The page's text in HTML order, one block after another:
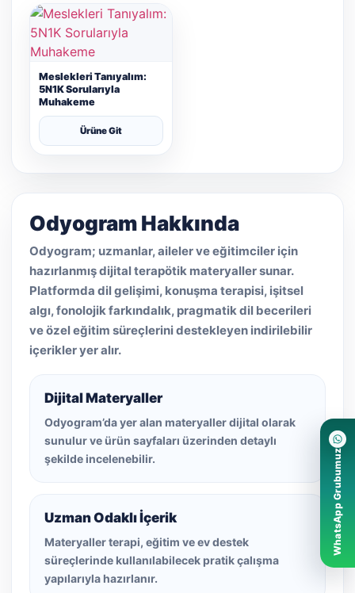
Meslekleri Tanıyalım:
5N1K Sorularıyla
Muhakeme
Ürüne Git
Odyogram Hakkında
Odyogram; uzmanlar, aileler ve eğitimciler için
hazırlanmış dijital terapötik materyaller sunar.
Platformda dil gelişimi, konuşma terapisi, işitsel
algı, fonolojik farkındalık, pragmatik dil becerileri
ve özel eğitim süreçlerini destekleyen indirilebilir
içerikler yer alır.
Dijital Materyaller
Odyogram’da yer alan materyaller dijital olarak
sunulur ve ürün sayfaları üzerinden detaylı
şekilde incelenebilir.
Uzman Odaklı İçerik
Materyaller terapi, eğitim ve ev destek
süreçlerinde kullanılabilecek pratik çalışma
yapılarıyla hazırlanır.
WhatsApp Grubumuz